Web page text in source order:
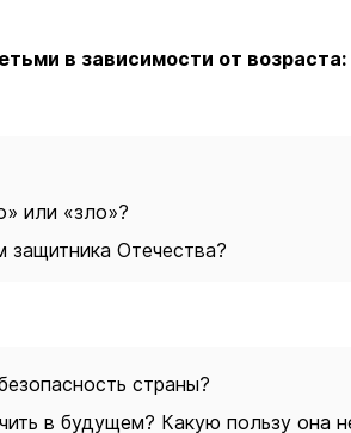
в зависимости от возраста:
или «зло»?
Отечества?
страны?
в будущем? Какую пользу она